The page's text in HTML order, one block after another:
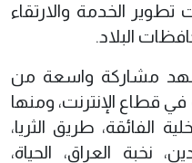
تطوير الخدمة والارتقاء
البلاد.
شهد مشاركة واسعة من
قطاع الإنترنت، ومنها
الفائقة، طريق الثريا،
نخبة العراق، الحياة،